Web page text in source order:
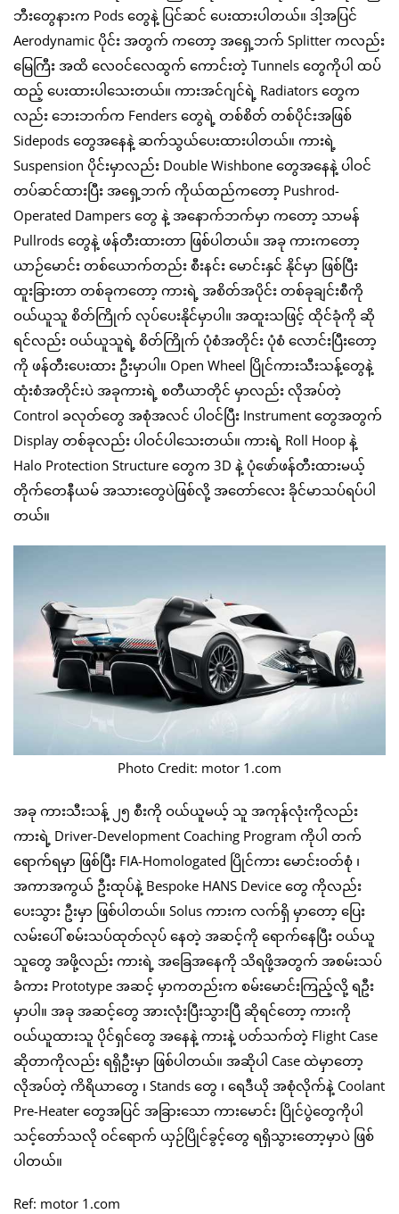
ဘီးတွေနားက Pods တွေနဲ့ ပြင်ဆင် ပေးထားပါတယ်။ ဒါ့အပြင်
Aerodynamic ပိုင်း အတွက် ကတော့ အရှေ့ဘက် Splitter ကလည်း
မြေကြီး အထိ လေဝင်လေထွက် ကောင်းတဲ့ Tunnels တွေကိုပါ ထပ်
ထည့် ပေးထားပါသေးတယ်။ ကားအင်ဂျင်ရဲ့ Radiators တွေက
လည်း ဘေးဘက်က Fenders တွေရဲ့ တစ်စိတ် တစ်ပိုင်းအဖြစ်
Sidepods တွေအနေနဲ့ ဆက်သွယ်ပေးထားပါတယ်။ ကားရဲ့
Suspension ပိုင်းမှာလည်း Double Wishbone တွေအနေနဲ့ ပါဝင်
တပ်ဆင်ထားပြီး အရှေ့ဘက် ကိုယ်ထည်ကတော့ Pushrod-
Operated Dampers တွေ နဲ့ အနောက်ဘက်မှာ ကတော့ သာမန်
Pullrods တွေနဲ့ ဖန်တီးထားတာ ဖြစ်ပါတယ်။ အခု ကားကတော့
ယာဉ်မောင်း တစ်ယောက်တည်း စီးနင်း မောင်းနှင် နိုင်မှာ ဖြစ်ပြီး
ထူးခြားတာ တစ်ခုကတော့ ကားရဲ့ အစိတ်အပိုင်း တစ်ခုချင်းစီကို
ဝယ်ယူသူ စိတ်ကြိုက် လုပ်ပေးနိုင်မှာပါ။ အထူးသဖြင့် ထိုင်ခုံကို ဆို
ရင်လည်း ဝယ်ယူသူရဲ့ စိတ်ကြိုက် ပုံစံအတိုင်း ပုံစံ လောင်းပြီးတော့
ကို ဖန်တီးပေးထား ဦးမှာပါ။ Open Wheel ပြိုင်ကားသီးသန့်တွေနဲ့
ထုံးစံအတိုင်းပဲ အခုကားရဲ့ စတီယာတိုင် မှာလည်း လိုအပ်တဲ့
Control ခလုတ်တွေ အစုံအလင် ပါဝင်ပြီး Instrument တွေအတွက်
Display တစ်ခုလည်း ပါဝင်ပါသေးတယ်။ ကားရဲ့ Roll Hoop နဲ့
Halo Protection Structure တွေက 3D နဲ့ ပုံဖော်ဖန်တီးထားမယ့်
တိုက်တေနီယမ် အသားတွေပဲဖြစ်လို့ အတော်လေး ခိုင်မာသပ်ရပ်ပါ
တယ်။
Photo Credit: motor 1.com
အခု ကားသီးသန့် ၂၅ စီးကို ဝယ်ယူမယ့် သူ အကုန်လုံးကိုလည်း
ကားရဲ့ Driver-Development Coaching Program ကိုပါ တက်
ရောက်ရမှာ ဖြစ်ပြီး FIA-Homologated ပြိုင်ကား မောင်းဝတ်စုံ ၊
အကာအကွယ် ဦးထုပ်နဲ့ Bespoke HANS Device တွေ ကိုလည်း
ပေးသွား ဦးမှာ ဖြစ်ပါတယ်။ Solus ကားက လက်ရှိ မှာတော့ ပြေး
လမ်းပေါ် စမ်းသပ်ထုတ်လုပ် နေတဲ့ အဆင့်ကို ရောက်နေပြီး ဝယ်ယူ
သူတွေ အဖို့လည်း ကားရဲ့ အခြေအနေကို သိရဖို့အတွက် အစမ်းသပ်
ခံကား Prototype အဆင့် မှာကတည်းက စမ်းမောင်းကြည့်လို့ ရဦး
မှာပါ။ အခု အဆင့်တွေ အားလုံးပြီးသွားပြီ ဆိုရင်တော့ ကား‌ကို
ဝယ်ယူထားသူ ပိုင်ရှင်တွေ အနေနဲ့ ကားနဲ့ ပတ်သက်တဲ့ Flight Case
ဆိုတာကိုလည်း ရရှိဦးမှာ ဖြစ်ပါတယ်။ အဆိုပါ Case ထဲမှာတော့
လိုအပ်တဲ့ ကိရိယာတွေ ၊ Stands တွေ ၊ ရေဒီယို အစုံလိုက်နဲ့ Coolant
Pre-Heater တွေအပြင် အခြားသော ကားမောင်း ပြိုင်ပွဲတွေကိုပါ
သင့်တော်သလို ဝင်ရောက် ယှဉ်ပြိုင်ခွင့်တွေ ရရှိသွားတော့မှာပဲ ဖြစ်
ပါတယ်။
Ref: motor 1.com